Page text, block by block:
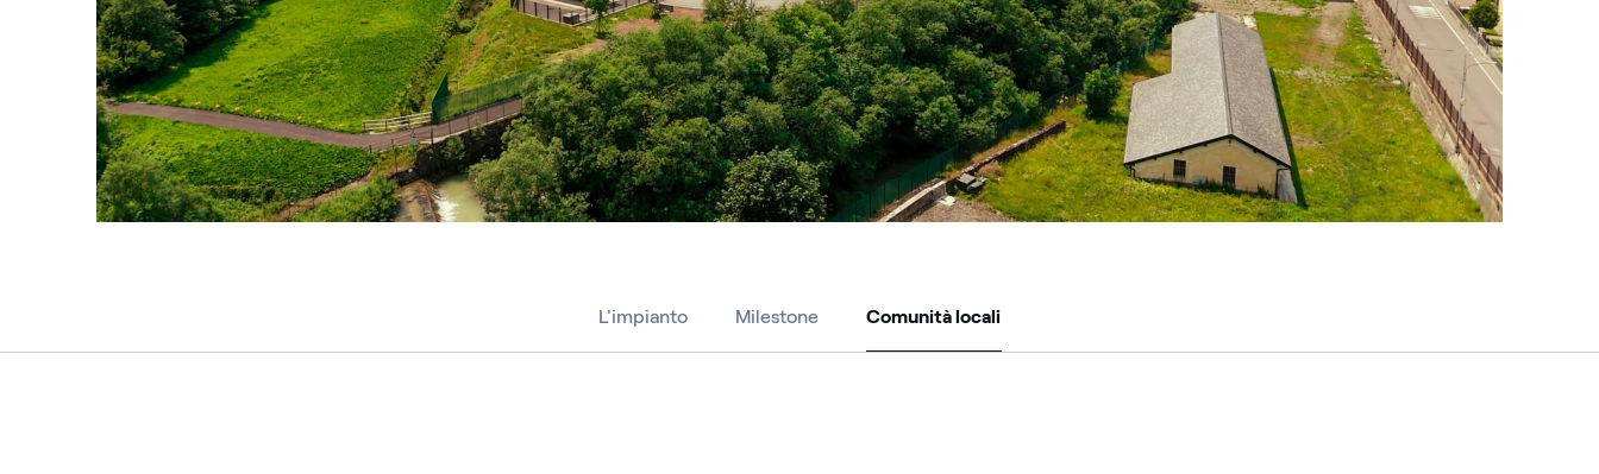
L'impianto Milestone Comunità locali
Comunità locali